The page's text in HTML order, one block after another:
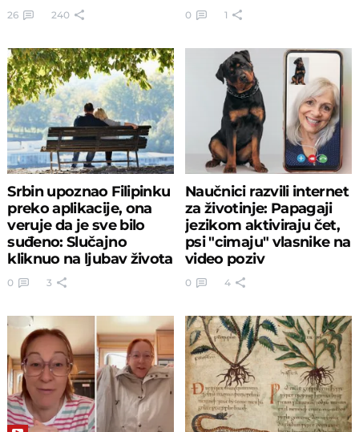
26 240 0 1
Srbin upoznao Filipinku
preko aplikacije, ona
veruje da je sve bilo
suđeno: Slučajno
kliknuo na ljubav života
0 3
Naučnici razvili internet
za životinje: Papagaji
jezikom aktiviraju čet,
psi "cimaju" vlasnike na
video poziv
0 4